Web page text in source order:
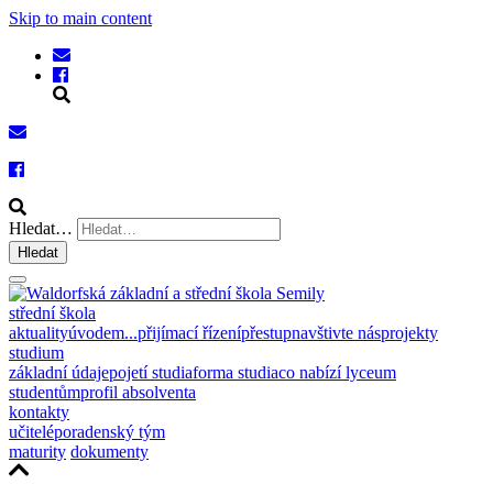
Skip to main content
Hledat…
Hledat
střední škola
aktualityúvodem...přijímací řízenípřestupnavštivte násprojekty
studium
základní údajepojetí studiaforma studiaco nabízí lyceum
studentůmprofil absolventa
kontakty
učiteléporadenský tým
maturity dokumenty